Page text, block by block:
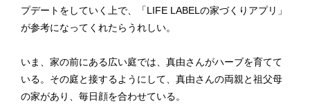
プデートをしていく上で、「LIFE LABELの家づくりアプリ」
が参考になってくれたらうれしい。
いま、家の前にある広い庭では、真由さんがハーブを育てて
いる。その庭と接するようにして、真由さんの両親と祖父母
の家があり、毎日顔を合わせている。